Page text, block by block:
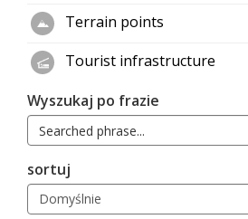
Terrain points
Tourist infrastructure
Wyszukaj po frazie
sortuj